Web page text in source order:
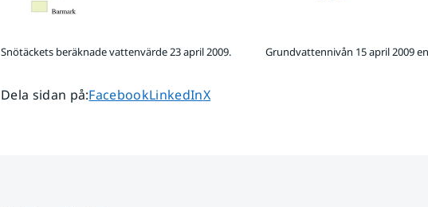
Snötäckets beräknade vattenvärde 23 april 2009. Grundvattennivån 15 april 2009
Dela sidan på:Dela sidan på
FacebookDela sidan på
LinkedInDela sidan på
X